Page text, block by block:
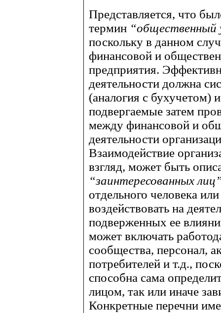
Представляется, что
термин
поскольку в данном
финансовой и
предприятия.
деятельности должна
(аналогия с бухучетом)
подвергаемые затем
между финансовой и
деятельности
Взаимодействие
взгляд, может быть
“заинтересованных
отдельного человека
воздействовать на
подверженных ее
может включать
сообщества, персонал,
потребителей и т.д.,
способна сама
лицом, так или иначе
Конкретные перечни